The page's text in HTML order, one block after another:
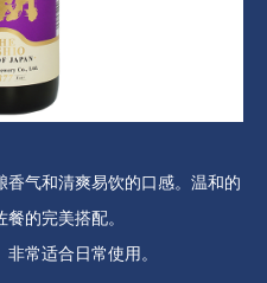
香气和清爽易饮的口感。温和的
的完美搭配。
常适合日常使用。